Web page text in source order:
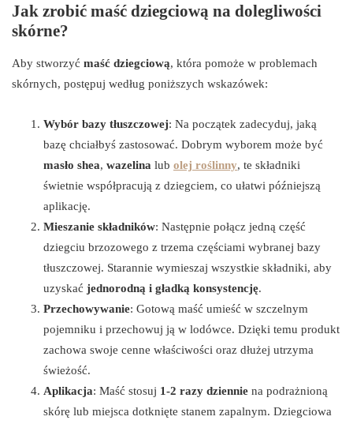
Jak zrobić maść dziegciową na dolegliwości
skórne?
Aby stworzyć maść dziegciową, która pomoże w problemach
skórnych, postępuj według poniższych wskazówek:
Wybór bazy tłuszczowej: Na początek zadecyduj, jaką
bazę chciałbyś zastosować. Dobrym wyborem może być
masło shea, wazelina lub olej roślinny, te składniki
świetnie współpracują z dziegciem, co ułatwi późniejszą
aplikację.
Mieszanie składników: Następnie połącz jedną część
dziegciu brzozowego z trzema częściami wybranej bazy
tłuszczowej. Starannie wymieszaj wszystkie składniki, aby
uzyskać jednorodną i gładką konsystencję.
Przechowywanie: Gotową maść umieść w szczelnym
pojemniku i przechowuj ją w lodówce. Dzięki temu produkt
zachowa swoje cenne właściwości oraz dłużej utrzyma
świeżość.
Aplikacja: Maść stosuj 1-2 razy dziennie na podrażnioną
skórę lub miejsca dotknięte stanem zapalnym. Dziegciowa